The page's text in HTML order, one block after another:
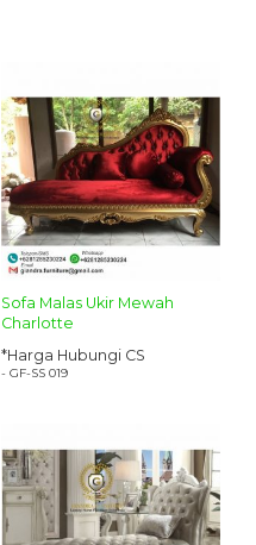
Sofa Malas Ukir Mewah
Charlotte
*Harga Hubungi CS
- GF-SS 019